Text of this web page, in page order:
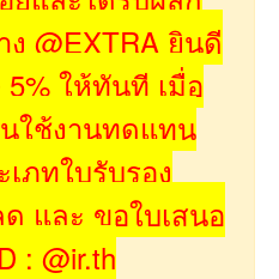
@EXTRA ยินดี
ให้ทันที เมื่อ
ใช้งานทดแทน
ภทใบรับรอง
และ ขอใบเสนอ
: @ir.th